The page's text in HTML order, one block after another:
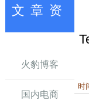
文章资
火豹博客
国内电商
时